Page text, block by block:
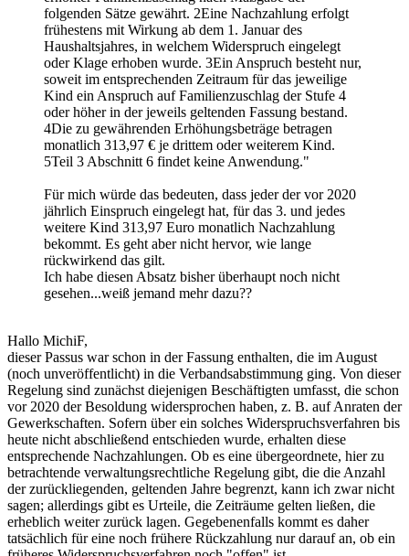
folgenden Sätze gewährt. 2Eine Nachzahlung erfolgt
frühestens mit Wirkung ab dem 1. Januar des
Haushaltsjahres, in welchem Widerspruch eingelegt
oder Klage erhoben wurde. 3Ein Anspruch besteht nur,
soweit im entsprechenden Zeitraum für das jeweilige
Kind ein Anspruch auf Familienzuschlag der Stufe 4
oder höher in der jeweils geltenden Fassung bestand.
4Die zu gewährenden Erhöhungsbeträge betragen
monatlich 313,97 € je drittem oder weiterem Kind.
5Teil 3 Abschnitt 6 findet keine Anwendung."
Für mich würde das bedeuten, dass jeder der vor 2020
jährlich Einspruch eingelegt hat, für das 3. und jedes
weitere Kind 313,97 Euro monatlich Nachzahlung
bekommt. Es geht aber nicht hervor, wie lange
rückwirkend das gilt.
Ich habe diesen Absatz bisher überhaupt noch nicht
gesehen...weiß jemand mehr dazu??
Hallo MichiF,
dieser Passus war schon in der Fassung enthalten, die im August
(noch unveröffentlicht) in die Verbandsabstimmung ging. Von dieser
Regelung sind zunächst diejenigen Beschäftigten umfasst, die schon
vor 2020 der Besoldung widersprochen haben, z. B. auf Anraten der
Gewerkschaften. Sofern über ein solches Widerspruchsverfahren bis
heute nicht abschließend entschieden wurde, erhalten diese
entsprechende Nachzahlungen. Ob es eine übergeordnete, hier zu
betrachtende verwaltungsrechtliche Regelung gibt, die die Anzahl
der zurückliegenden, geltenden Jahre begrenzt, kann ich zwar nicht
sagen; allerdings gibt es Urteile, die Zeiträume gelten ließen, die
erheblich weiter zurück lagen. Gegebenenfalls kommt es daher
tatsächlich für eine noch frühere Rückzahlung nur darauf an, ob ein